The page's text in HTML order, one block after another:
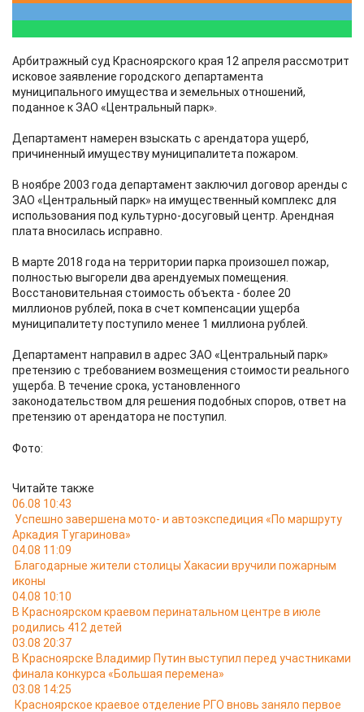
Арбитражный суд Красноярского края 12 апреля рассмотрит
исковое заявление городского департамента
муниципального имущества и земельных отношений,
поданное к ЗАО «Центральный парк».
Департамент намерен взыскать с арендатора ущерб,
причиненный имуществу муниципалитета пожаром.
В ноябре 2003 года департамент заключил договор аренды с
ЗАО «Центральный парк» на имущественный комплекс для
использования под культурно-досуговый центр. Арендная
плата вносилась исправно.
В марте 2018 года на территории парка произошел пожар,
полностью выгорели два арендуемых помещения.
Восстановительная стоимость объекта - более 20
миллионов рублей, пока в счет компенсации ущерба
муниципалитету поступило менее 1 миллиона рублей.
Департамент направил в адрес ЗАО «Центральный парк»
претензию с требованием возмещения стоимости реального
ущерба. В течение срока, установленного
законодательством для решения подобных споров, ответ на
претензию от арендатора не поступил.
Фото:
Читайте также
06.08 10:43
Успешно завершена мото- и автоэкспедиция «По маршруту
Аркадия Тугаринова»
04.08 11:09
Благодарные жители столицы Хакасии вручили пожарным
иконы
04.08 10:10
В Красноярском краевом перинатальном центре в июле
родились 412 детей
03.08 20:37
В Красноярске Владимир Путин выступил перед участниками
финала конкурса «Большая перемена»
03.08 14:25
Красноярское краевое отделение РГО вновь заняло первое